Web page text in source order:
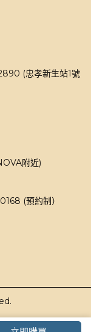
(忠孝新生站1號
附近)
(預約制）